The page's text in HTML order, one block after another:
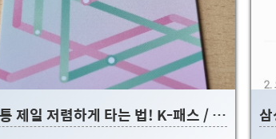
대중교통 제일 저렴하게 타는 법! K-패스 / 경기 패스 등록 및 이용 후기 (Feat. 삼성페이/삼성월렛 등록 안될 때, 소액신용결제서비스 관련)